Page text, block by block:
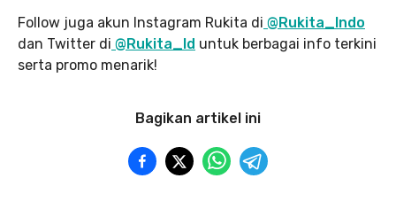
Follow juga akun Instagram Rukita di @Rukita_Indo
dan Twitter di @Rukita_Id untuk berbagai info terkini
serta promo menarik!
Bagikan artikel ini